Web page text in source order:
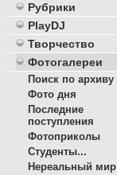
Рубрики
PlayDJ
Творчество
Фотогалереи
Поиск по архиву
Фото дня
Последние
поступления
Фотоприколы
Студенты...
Нереальный мир